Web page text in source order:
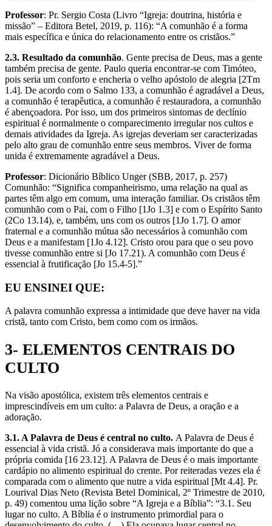
Professor: Pr. Sergio Costa (Livro “Igreja: doutrina, história e
missão” – Editora Betel, 2019, p. 116): “A comunhão é a forma
mais específica e única do relacionamento entre os cristãos.”
2.3. Resultado da comunhão. Gente precisa de Deus, mas a gente
também precisa de gente. Paulo queria encontrar-se com Timóteo,
pois seria um conforto e encheria o velho apóstolo de alegria [2Tm
1.4]. De acordo com o Salmo 133, a comunhão é agradável a Deus,
a comunhão é terapêutica, a comunhão é restauradora, a comunhão
é abençoadora. Por isso, um dos primeiros sintomas de declínio
espiritual é normalmente o comparecimento irregular nos cultos e
demais atividades da Igreja. As igrejas deveriam ser caracterizadas
pelo alto grau de comunhão entre seus membros. Viver de forma
unida é extremamente agradável a Deus.
Professor: Dicionário Bíblico Unger (SBB, 2017, p. 257)
Comunhão: “Significa companheirismo, uma relação na qual as
partes têm algo em comum, uma interação familiar. Os cristãos têm
comunhão com o Pai, com o Filho [1Jo 1.3] e com o Espírito Santo
(2Co 13.14), e, também, uns com os outros [1Jo 1.7]. O amor
fraternal e a comunhão mútua são necessários à comunhão com
Deus e a manifestam [1Jo 4.12]. Cristo orou para que o seu povo
tivesse comunhão entre si [Jo 17.21). A comunhão com Deus é
essencial à frutificação [Jo 15.4-5].”
EU ENSINEI QUE:
A palavra comunhão expressa a intimidade que deve haver na vida
cristã, tanto com Cristo, bem como com os irmãos.
3- ELEMENTOS CENTRAIS DO
CULTO
Na visão apostólica, existem três elementos centrais e
imprescindíveis em um culto: a Palavra de Deus, a oração e a
adoração.
3.1. A Palavra de Deus é central no culto. A Palavra de Deus é
essencial à vida cristã. Jó a considerava mais importante do que a
própria comida [16 23.12]. A Palavra de Deus é o mais importante
cardápio no alimento espiritual do crente. Por reiteradas vezes ela é
comparada com o alimento que nutre a vida espiritual [Mt 4.4]. Pr.
Lourival Dias Neto (Revista Betel Dominical, 2º Trimestre de 2010,
p. 49) comentou uma lição sobre “A Igreja e a Bíblia”: “3.1. Seu
lugar no culto. A Bíblia é o instrumento primordial para o